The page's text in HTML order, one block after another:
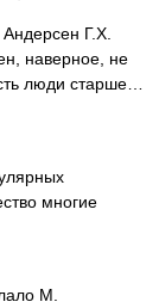
, Андерсен Г.Х.
наверное, не
люди старше…
многие
М.